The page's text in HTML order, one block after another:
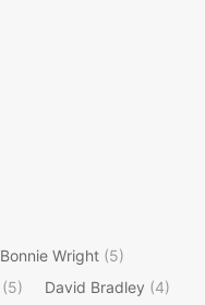
Bonnie Wright (5)
(5) David Bradley (4)